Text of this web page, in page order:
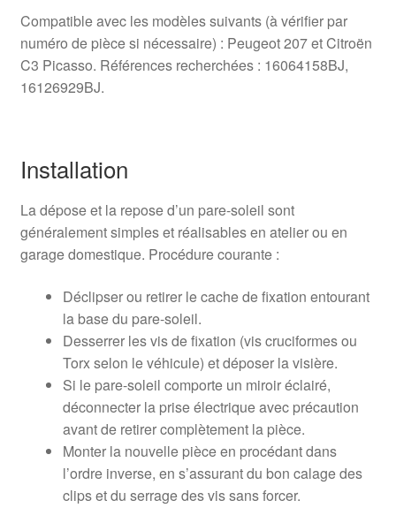
Compatible avec les modèles suivants (à vérifier par
numéro de pièce si nécessaire) : Peugeot 207 et Citroën
C3 Picasso. Références recherchées : 16064158BJ,
16126929BJ.
Installation
La dépose et la repose d’un pare-soleil sont
généralement simples et réalisables en atelier ou en
garage domestique. Procédure courante :
Déclipser ou retirer le cache de fixation entourant
la base du pare-soleil.
Desserrer les vis de fixation (vis cruciformes ou
Torx selon le véhicule) et déposer la visière.
Si le pare-soleil comporte un miroir éclairé,
déconnecter la prise électrique avec précaution
avant de retirer complètement la pièce.
Monter la nouvelle pièce en procédant dans
l’ordre inverse, en s’assurant du bon calage des
clips et du serrage des vis sans forcer.